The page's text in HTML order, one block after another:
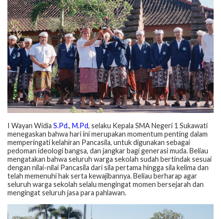
I Wayan Widia S.Pd., M.Pd, selaku Kepala SMA Negeri 1 Sukawati
menegaskan bahwa hari ini merupakan momentum penting dalam
memperingati kelahiran Pancasila, untuk digunakan sebagai
pedoman ideologi bangsa, dan jangkar bagi generasi muda. Beliau
mengatakan bahwa seluruh warga sekolah sudah bertindak sesuai
dengan nilai-nilai Pancasila dari sila pertama hingga sila kelima dan
telah memenuhi hak serta kewajibannya. Beliau berharap agar
seluruh warga sekolah selalu mengingat momen bersejarah dan
mengingat seluruh jasa para pahlawan.